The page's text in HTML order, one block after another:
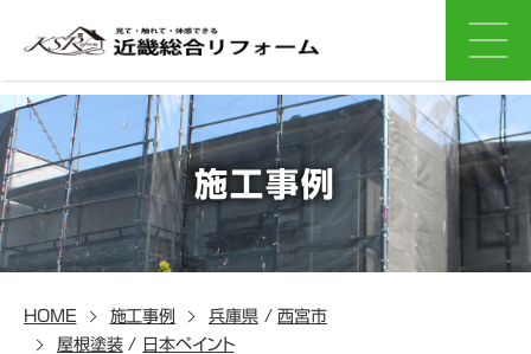
施工事例
HOME 施工事例 兵庫県/ 西宮市
屋根塗装/
日本ペイント